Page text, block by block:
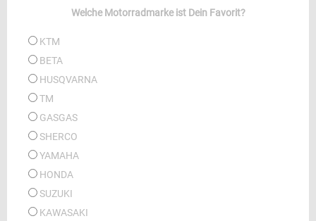
Welche Motorradmarke ist Dein Favorit?
KTM
BETA
HUSQVARNA
TM
GASGAS
SHERCO
YAMAHA
HONDA
SUZUKI
KAWASAKI